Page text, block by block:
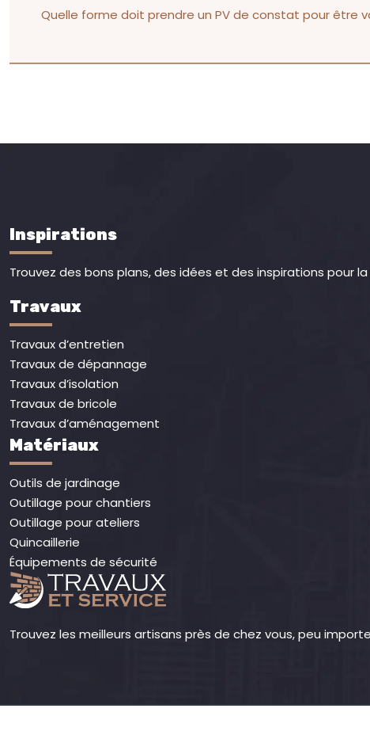
Quelle forme doit prendre un PV de constat pour être
Inspirations
Trouvez des bons plans, des idées et des inspirations pour
Travaux
Travaux d’entretien
Travaux de dépannage
Travaux d’isolation
Travaux de bricole
Travaux d’aménagement
Matériaux
Outils de jardinage
Outillage pour chantiers
Outillage pour ateliers
Quincaillerie
Équipements de sécurité
Trouvez les meilleurs artisans près de chez vous, peu